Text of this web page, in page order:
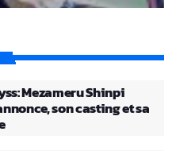
Mezameru Shinpi
son casting et sa